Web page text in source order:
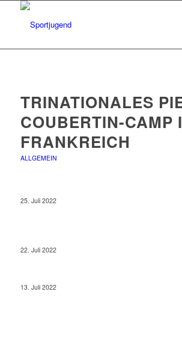
TRINATIONALES
COUBERTIN-CAMP
FRANKREICH
ALLGEMEIN
25. Juli 2022
22. Juli 2022
13. Juli 2022